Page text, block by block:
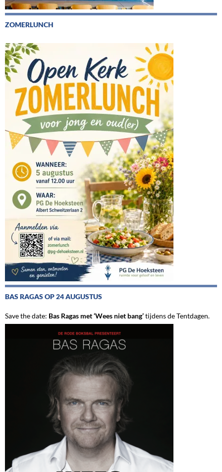
ZOMERLUNCH
BAS RAGAS OP 24 AUGUSTUS
Save the date: Bas Ragas met ‘Wees niet bang’tijdens de Tentdagen.